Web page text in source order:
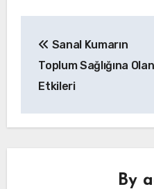
gezinmesi
Sanal Kumarın
Toplum Sağlığına Olan
Etkileri
By